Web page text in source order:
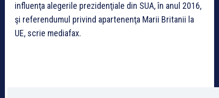
influenţa alegerile prezidenţiale din SUA, în anul 2016,
şi referendumul privind apartenenţa Marii Britanii la
UE, scrie mediafax.